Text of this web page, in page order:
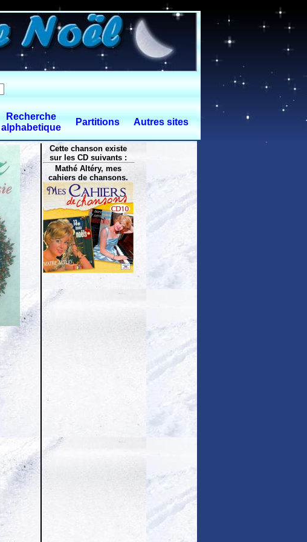
Recherche
alphabetique
Partitions Autres sites
Cette chanson existe
sur les CD suivants :
Mathé Altéry, mes
cahiers de chansons.